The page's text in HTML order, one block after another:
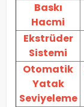
Baskı
Hacmi
Ekstrüder
Sistemi
Otomatik
Yatak
Seviyeleme